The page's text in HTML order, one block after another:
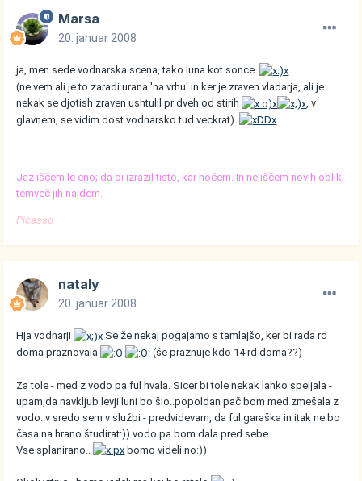
Marsa
20. januar 2008
ja, men sede vodnarska scena, tako luna kot sonce.
(ne vem ali je to zaradi urana 'na vrhu' in ker je zraven vladarja, ali je
nekak se djotish zraven ushtulil pr dveh od stirih
, v
glavnem, se vidim dost vodnarsko tud veckrat).
Jaz iščem le eno; da bi izrazil tisto, kar hočem. In ne iščem novih oblik,
temveč jih najdem.
Picasso
nataly
20. januar 2008
Hja vodnarji
Se že nekaj pogajamo s tamlajšo, ker bi rada rd
doma praznovala
(še praznuje kdo 14 rd doma??)
Za tole - med z vodo pa ful hvala. Sicer bi tole nekak lahko speljala -
upam,da navkljub levji luni bo šlo..popoldan pač bom med zmešala z
vodo..v sredo sem v službi - predvidevam, da ful garaška in itak ne bo
časa na hrano študirat:)) vodo pa bom dala pred sebe.
Vse splanirano..
bomo videli no:))